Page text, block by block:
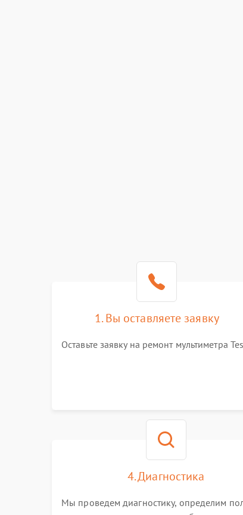
1. Вы оставляете заявку
Оставьте заявку на ремонт мультиметра
4. Диагностика
Мы проведем диагностику, определим